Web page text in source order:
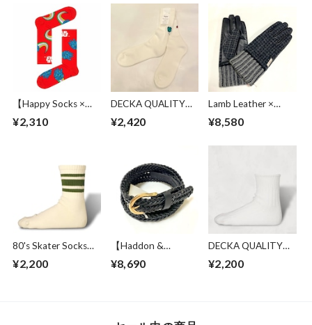
【Happy Socks ×
Millennium Falcon
¥2,310
DECKA QUALITY
BÓINNE Pile Socks
¥2,420
Lamb Leather ×
Combination
¥8,580
80's Skater Socks
Short Length
¥2,200
【Haddon &
Leather Weaving
¥8,690
DECKA QUALITY
Ribbed Socks |
¥2,200